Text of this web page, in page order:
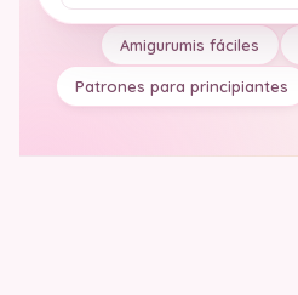
Amigurumis fáciles
Patrones para principiantes